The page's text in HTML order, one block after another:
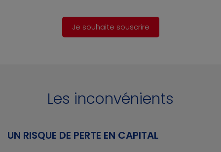
Je souhaite souscrire
Les inconvénients
UN RISQUE DE PERTE EN CAPITAL